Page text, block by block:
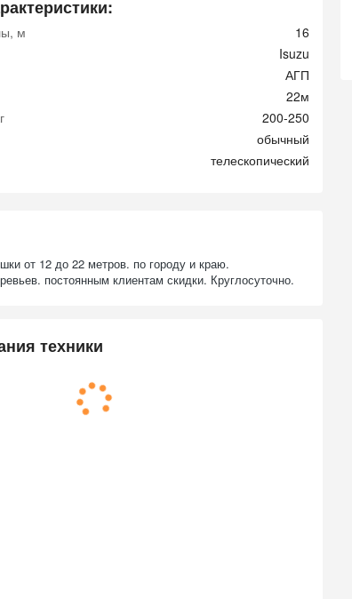
м
16
Isuzu
АГП
22м
200-250
обычный
телескопический
от 12 до 22 метров. по городу и краю.
постоянным клиентам скидки. Круглосуточно.
техники